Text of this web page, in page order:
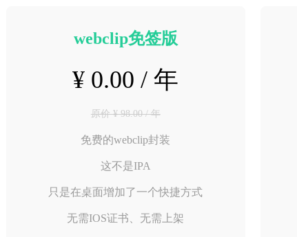
webclip免签版
¥ 0.00 / 年
原价 ¥ 98.00 / 年
免费的webclip封装
这不是IPA
只是在桌面增加了一个快捷方式
无需IOS证书、无需上架